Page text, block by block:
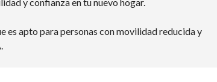
es apto para personas con movilidad reducida y